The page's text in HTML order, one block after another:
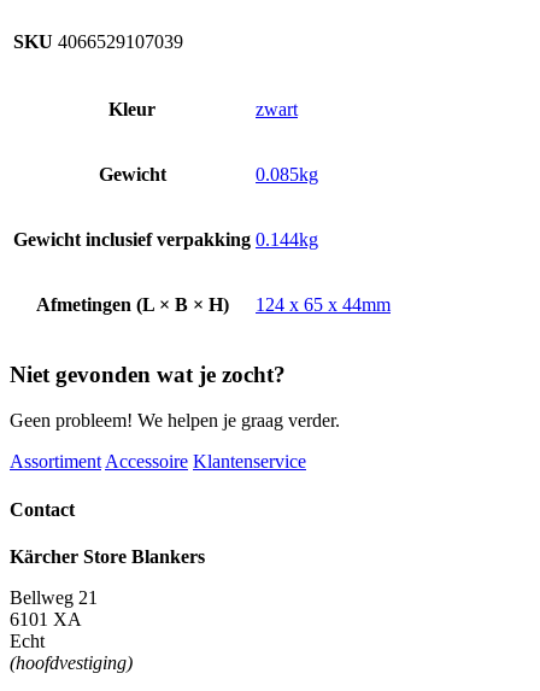
SKU 4066529107039
Kleur zwart
Gewicht 0.085kg
Gewicht inclusief verpakking 0.144kg
Afmetingen (L × B × H) 124 x 65 x 44mm
Niet gevonden wat je zocht?
Geen probleem! We helpen je graag verder.
Assortiment Accessoire Klantenservice
Contact
Kärcher Store Blankers
Bellweg 21
6101 XA
Echt
(hoofdvestiging)